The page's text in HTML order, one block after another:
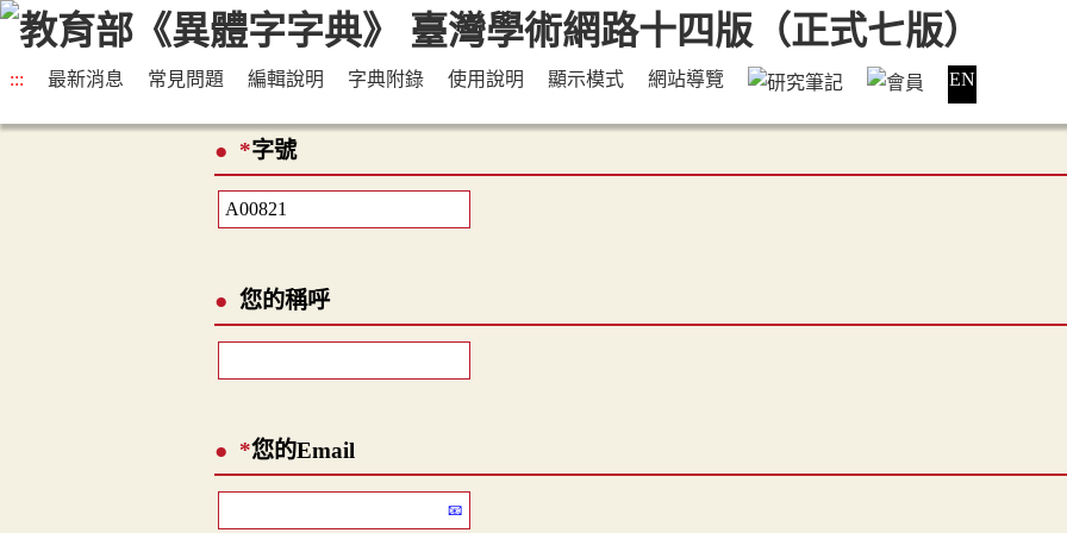
::: 最新消息 常見問題 編輯說明 字典附錄 使用說明 顯示模式 網站導覽 EN
*字號
您的稱呼
*您的Email